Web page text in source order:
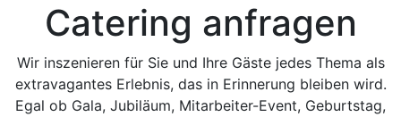
Catering anfragen
Wir inszenieren für Sie und Ihre Gäste jedes Thema als
extravagantes Erlebnis, das in Erinnerung bleiben wird.
Egal ob Gala, Jubiläum, Mitarbeiter-Event, Geburtstag,